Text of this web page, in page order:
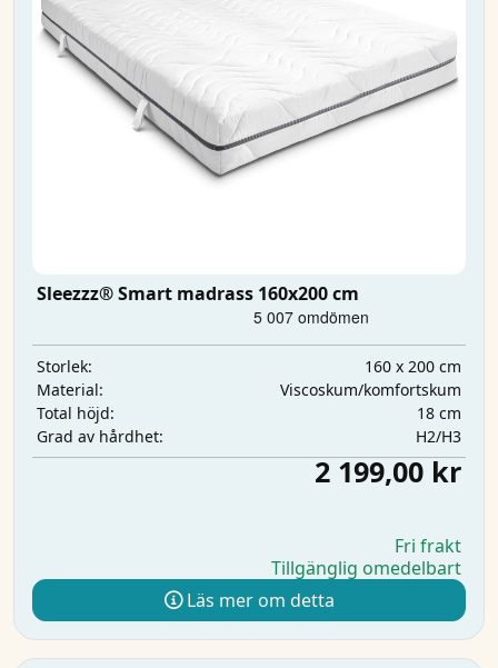
Sleezzz® Smart madrass 160x200 cm
Storlek:
160 x 200 cm
Material:
Viscoskum/komfortskum
Total höjd:
18 cm
Grad av hårdhet:
H2/H3
2 199,00 kr
Fri frakt
Tillgänglig omedelbart
Läs mer om detta